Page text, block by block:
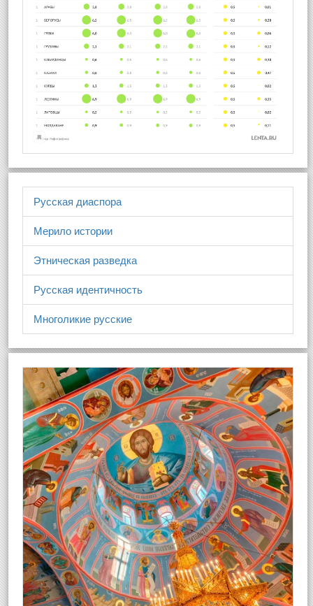
Русская диаспора
Мерило истории
Этническая разведка
Русская идентичность
Многоликие русские